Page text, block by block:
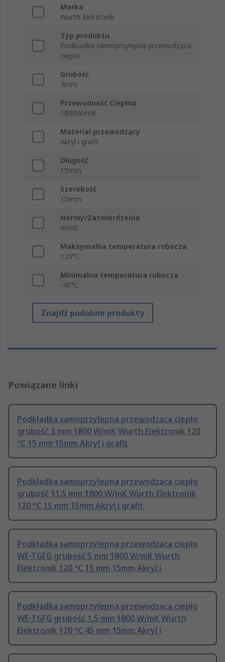
Marka
Wurth Elektronik
Typ produktu
Podkładka samoprzylepna przewodząca
ciepło
Grubość
3mm
Przewodność Cieplna
1800W/mK
Materiał przewodzący
Akryl i grafit
Długość
15mm
Szerokość
15mm
Normy/Zatwierdzenia
RoHS
Maksymalna temperatura robocza
120°C
Minimalna temperatura robocza
-40°C
Znajdź podobne produkty
Powiązane linki
Podkładka samoprzylepna przewodząca ciepło
grubość 3 mm 1800 W/mK Wurth Elektronik 120
°C 15 mm 15mm Akryl i grafit
Podkładka samoprzylepna przewodząca ciepło
grubość 11.5 mm 1800 W/mK Wurth Elektronik
120 °C 15 mm 15mm Akryl i grafit
Podkładka samoprzylepna przewodząca ciepło
WE-TGFG grubość 5 mm 1800 W/mK Wurth
Elektronik 120 °C 15 mm 15mm Akryl i
Podkładka samoprzylepna przewodząca ciepło
WE-TGFG grubość 1.5 mm 1800 W/mK Wurth
Elektronik 120 °C 45 mm 15mm Akryl i